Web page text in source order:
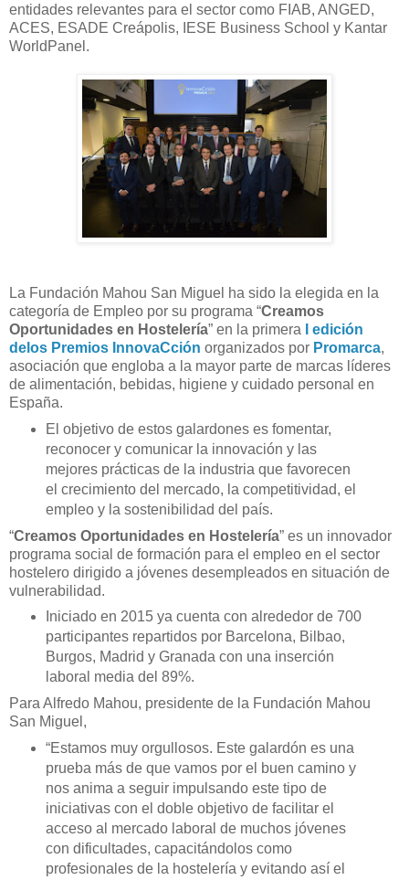
entidades relevantes para el sector como FIAB, ANGED,
ACES, ESADE Creápolis, IESE Business School y Kantar
WorldPanel.
La Fundación Mahou San Miguel ha sido la elegida en la
categoría de Empleo por su programa “Creamos
Oportunidades en Hostelería” en la primera
I edición
delos Premios InnovaCción organizados por Promarca,
asociación que engloba a la mayor parte de marcas líderes
de alimentación, bebidas, higiene y cuidado personal en
España.
El objetivo de estos galardones es fomentar,
reconocer y comunicar la innovación y las
mejores prácticas de la industria que favorecen
el crecimiento del mercado, la competitividad, el
empleo y la sostenibilidad del país.
“Creamos Oportunidades en Hostelería” es un innovador
programa social de formación para el empleo en el sector
hostelero dirigido a jóvenes desempleados en situación de
vulnerabilidad.
Iniciado en 2015 ya cuenta con alrededor de 700
participantes repartidos por Barcelona, Bilbao,
Burgos, Madrid y Granada con una inserción
laboral media del 89%.
Para Alfredo Mahou, presidente de la Fundación Mahou
San Miguel,
“Estamos muy orgullosos. Este galardón es una
prueba más de que vamos por el buen camino y
nos anima a seguir impulsando este tipo de
iniciativas con el doble objetivo de facilitar el
acceso al mercado laboral de muchos jóvenes
con dificultades, capacitándolos como
profesionales de la hostelería y evitando así el